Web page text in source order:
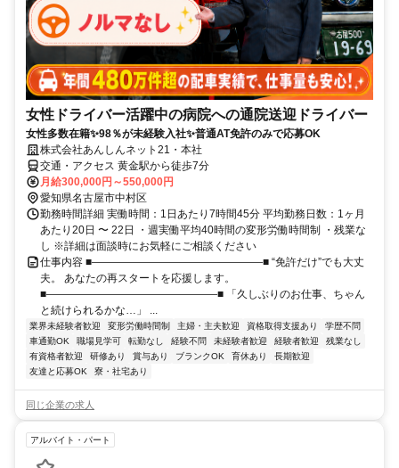
女性ドライバー活躍中の病院への通院送迎ドライバー
女性多数在籍✨98％が未経験入社✨普通AT免許のみで応募OK
株式会社あんしんネット21・本社
交通・アクセス 黄金駅から徒歩7分
月給300,000円～550,000円
愛知県名古屋市中村区
勤務時間詳細 実働時間：1日あたり7時間45分 平均勤務日数：1ヶ月
あたり20日 〜 22日 ・週実働平均40時間の変形労働時間制 ・残業な
し ※詳細は面談時にお気軽にご相談ください
仕事内容 ■――――――――――――――――■ “免許だけ”でも大丈
夫。 あなたの再スタートを応援します。
■――――――――――――――――■ 「久しぶりのお仕事、ちゃん
と続けられるかな…」 ...
業界未経験者歓迎 変形労働時間制 主婦・主夫歓迎 資格取得支援あり
学歴不問
車通勤OK
職場見学可 転勤なし 経験不問 未経験者歓迎 経験者歓迎
残業なし
有資格者歓迎
研修あり 賞与あり ブランクOK 育休あり
長期歓迎
友達と応募OK
寮・社宅あり
同じ企業の求人
アルバイト・パート